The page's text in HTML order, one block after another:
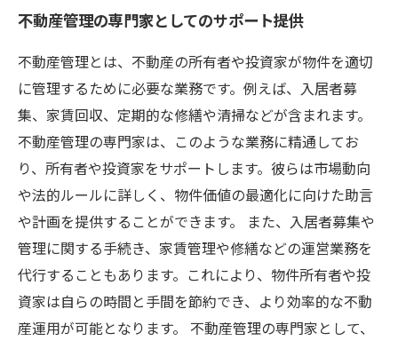
不動産管理の専門家としてのサポート提供
不動産管理とは、不動産の所有者や投資家が物件を適切
に管理するために必要な業務です。例えば、入居者募
集、家賃回収、定期的な修繕や清掃などが含まれます。
不動産管理の専門家は、このような業務に精通してお
り、所有者や投資家をサポートします。彼らは市場動向
や法的ルールに詳しく、物件価値の最適化に向けた助言
や計画を提供することができます。 また、入居者募集や
管理に関する手続き、家賃管理や修繕などの運営業務を
代行することもあります。これにより、物件所有者や投
資家は自らの時間と手間を節約でき、より効率的な不動
産運用が可能となります。 不動産管理の専門家として、